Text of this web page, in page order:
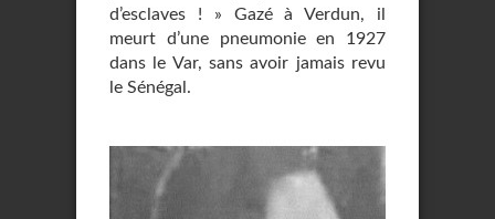
d’esclaves ! » Gazé à Verdun, il
meurt d’une pneumonie en 1927
dans le Var, sans avoir jamais revu
le Sénégal.